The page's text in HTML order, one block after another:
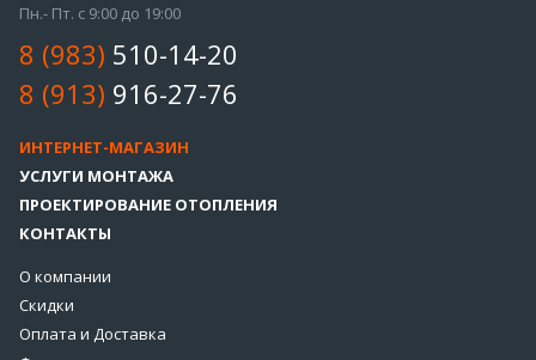
Пн.- Пт. с 9:00 до 19:00
8 (983) 510-14-20
8 (913) 916-27-76
ИНТЕРНЕТ-МАГАЗИН
УСЛУГИ МОНТАЖА
ПРОЕКТИРОВАНИЕ ОТОПЛЕНИЯ
КОНТАКТЫ
О компании
Скидки
Оплата и Доставка